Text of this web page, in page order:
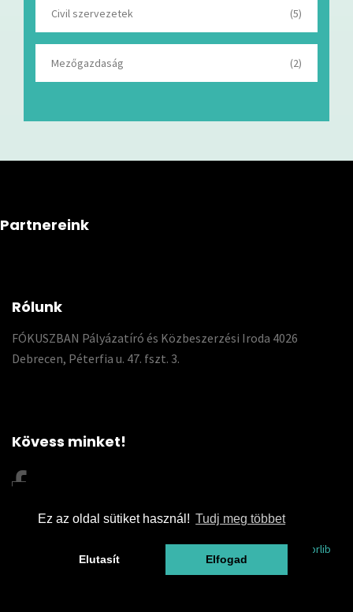
Ez az oldal sütiket használ! Tudj meg többet
Elutasít Elfogad
Civil szervezetek (5)
Mezőgazdaság (2)
Partnereink
Rólunk
FÓKUSZBAN Pályázatíró és Közbeszerzési Iroda 4026
Debrecen, Péterfia u. 47. fszt. 3.
Kövess minket!
© 2026 Fókuszpályázat | This template is made with by Colorlib